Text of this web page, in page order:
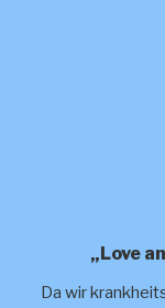
„Love
Da wir